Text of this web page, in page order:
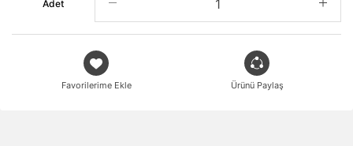
Adet
Favorilerime Ekle Ürünü Paylaş